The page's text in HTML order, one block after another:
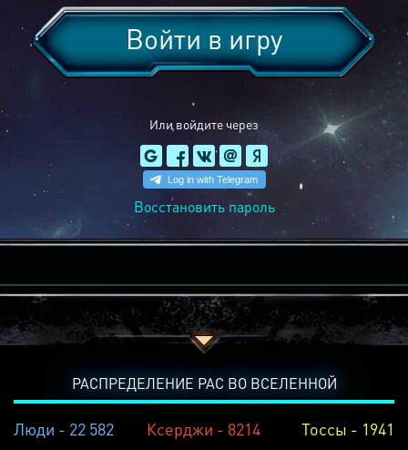
Или войдите через
Войти в игру
Восстановить пароль
РАСПРЕДЕЛЕНИЕ РАС ВО ВСЕЛЕННОЙ
Люди - 22 582 Ксерджи - 8214 Тоссы - 1941